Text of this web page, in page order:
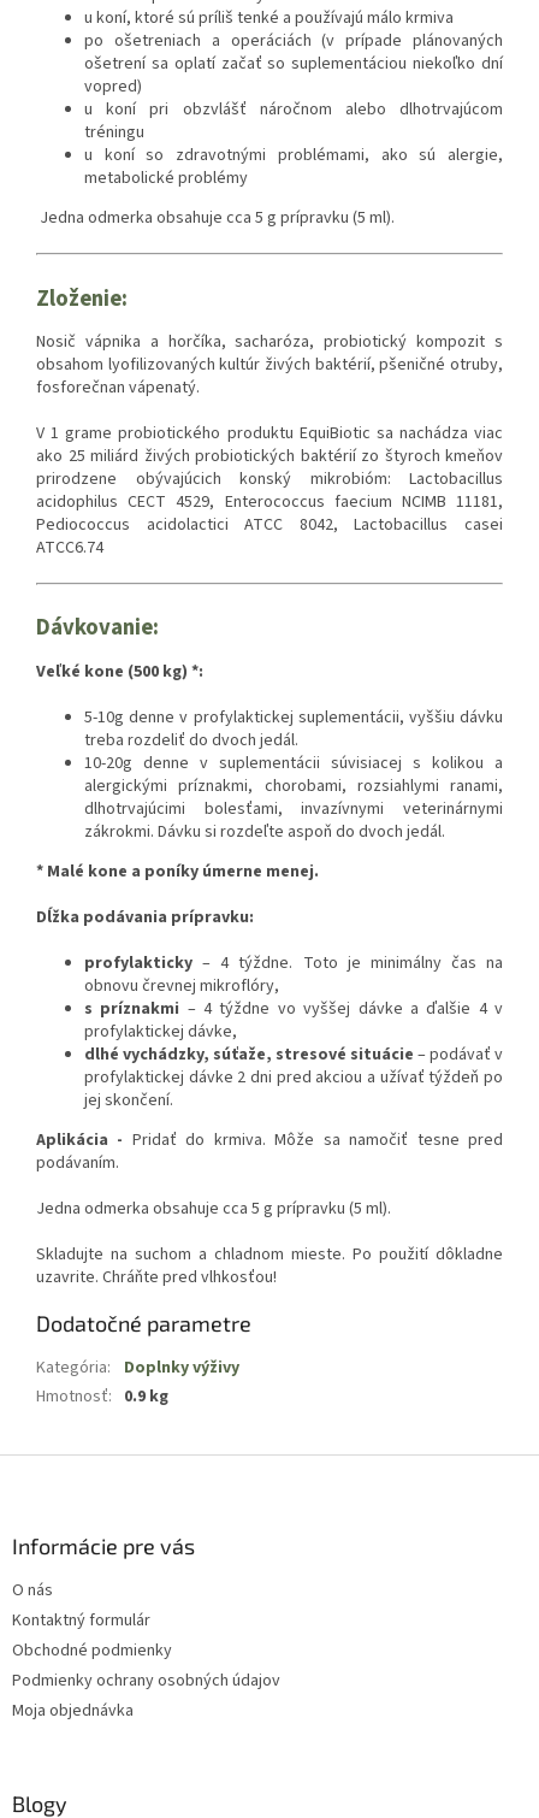
u koní, ktoré sú príliš tenké a používajú málo krmiva
po ošetreniach a operáciách (v prípade plánovaných
ošetrení sa oplatí začať so suplementáciou niekoľko dní
vopred)
u koní pri obzvlášť náročnom alebo dlhotrvajúcom
tréningu
u koní so zdravotnými problémami, ako sú alergie,
metabolické problémy
Jedna odmerka obsahuje cca 5 g prípravku (5 ml).
Zloženie:
Nosič vápnika a horčíka, sacharóza, probiotický kompozit s
obsahom lyofilizovaných kultúr živých baktérií, pšeničné otruby,
fosforečnan vápenatý.
V 1 grame probiotického produktu EquiBiotic sa nachádza viac
ako 25 miliárd živých probiotických baktérií zo štyroch kmeňov
prirodzene obývajúcich konský mikrobióm: Lactobacillus
acidophilus CECT 4529, Enterococcus faecium NCIMB 11181,
Pediococcus acidolactici ATCC 8042, Lactobacillus casei
ATCC6.74
Dávkovanie:
Veľké kone (500 kg) *:
5-10g denne v profylaktickej suplementácii, vyššiu dávku
treba rozdeliť do dvoch jedál.
10-20g denne v suplementácii súvisiacej s kolikou a
alergickými príznakmi, chorobami, rozsiahlymi ranami,
dlhotrvajúcimi bolesťami, invazívnymi veterinárnymi
zákrokmi. Dávku si rozdeľte aspoň do dvoch jedál.
* Malé kone a poníky úmerne menej.
Dĺžka podávania prípravku:
profylakticky – 4 týždne. Toto je minimálny čas na
obnovu črevnej mikroflóry,
s príznakmi – 4 týždne vo vyššej dávke a ďalšie 4 v
profylaktickej dávke,
dlhé vychádzky, súťaže, stresové situácie – podávať v
profylaktickej dávke 2 dni pred akciou a užívať týždeň po
jej skončení.
Aplikácia - Pridať do krmiva. Môže sa namočiť tesne pred
podávaním.
Jedna odmerka obsahuje cca 5 g prípravku (5 ml).
Skladujte na suchom a chladnom mieste. Po použití dôkladne
uzavrite. Chráňte pred vlhkosťou!
Dodatočné parametre
Kategória:
Doplnky výživy
Hmotnosť: 0.9 kg
Informácie pre vás
O nás
Kontaktný formulár
Obchodné podmienky
Podmienky ochrany osobných údajov
Moja objednávka
Blogy